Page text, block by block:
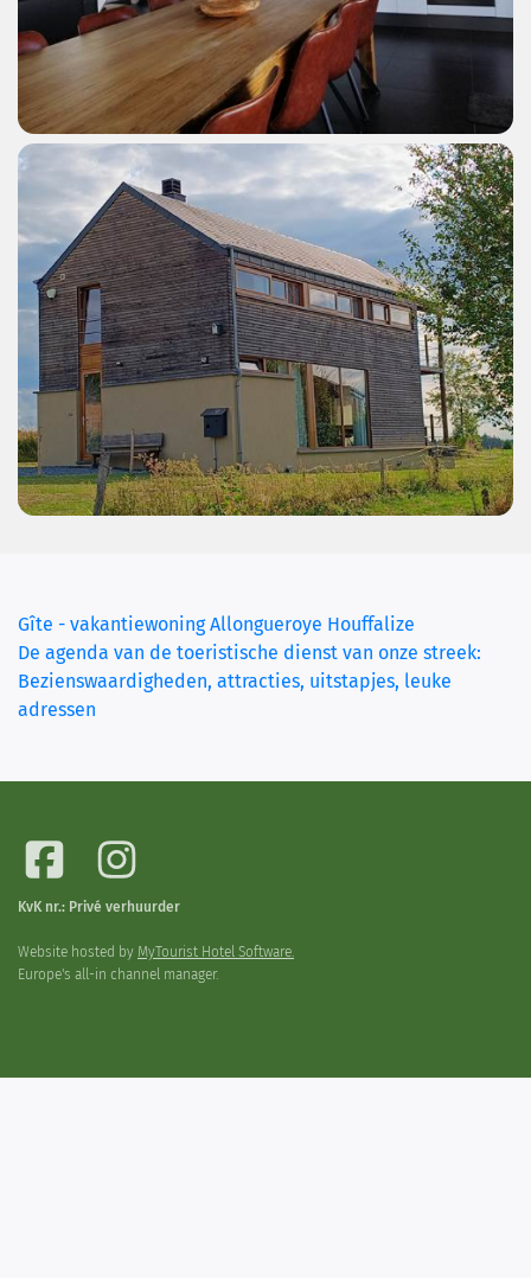
Gîte - vakantiewoning Allongueroye Houffalize
De agenda van de toeristische dienst van onze streek:
Bezienswaardigheden, attracties, uitstapjes, leuke
adressen
KvK nr.: Privé verhuurder
Website hosted by MyTourist Hotel Software.
Europe's all-in channel manager.